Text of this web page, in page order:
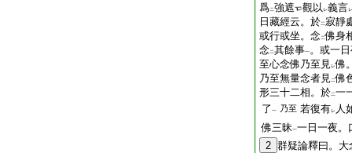
爲二強遮 觀以 レ義言レ
日藏經云。於二寂靜
或行或坐。念二佛身
念二其餘事一。或一
至心念佛乃至見レ佛
乃至無量念者見二佛
形三十二相。於二一
了 一 乃至 若復有レ 人
佛三昧一一日一夜。
2 群疑論釋曰。大